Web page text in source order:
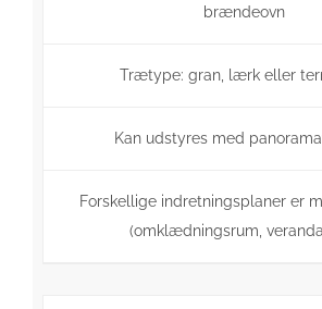
brændeovn
Trætype: gran, lærk eller
Kan udstyres med
Forskellige indretningsplaner er
(omklædningsrum,